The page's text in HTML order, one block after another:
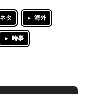
ネタ 海外
時事